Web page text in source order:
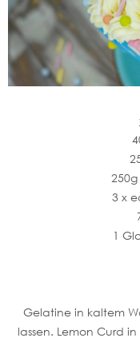
3 x
1
Gelatine in kaltem
lassen. Lemon Curd